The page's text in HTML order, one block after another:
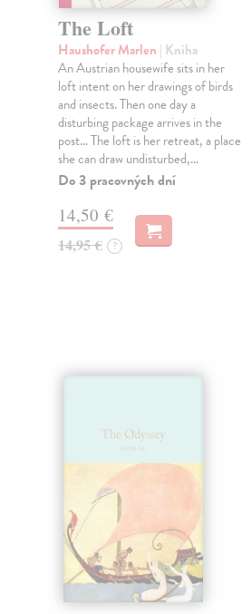
The Loft
Haushofer Marlen | Kniha
An Austrian housewife sits in her
loft intent on her drawings of birds
and insects. Then one day a
disturbing package arrives in the
post... The loft is her retreat, a place
she can draw undisturbed,…
Do 3 pracovných dní
14,50 €
14,95 € ?